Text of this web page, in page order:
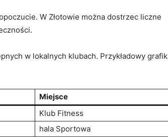
W ‍Złotowie można dostrzec liczne
w lokalnych klubach. Przykładowy grafik‌
Miejsce
Klub Fitness
hala Sportowa